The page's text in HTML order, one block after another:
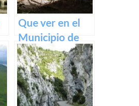
Que ver en el
Municipio de
Zugarramurdi
en Navarra